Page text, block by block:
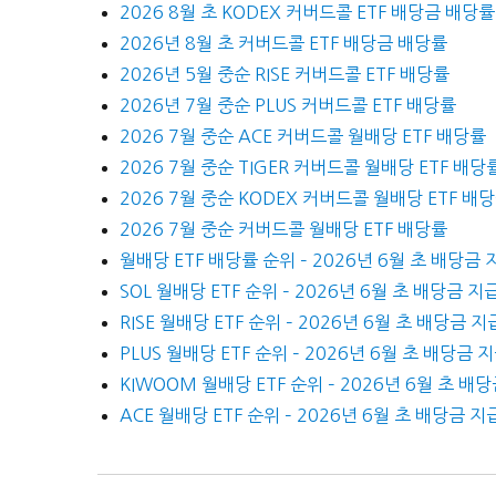
2026 8월 초 KODEX 커버드콜 ETF 배당금 배당률
2026년 8월 초 커버드콜 ETF 배당금 배당률
2026년 5월 중순 RISE 커버드콜 ETF 배당률
2026년 7월 중순 PLUS 커버드콜 ETF 배당률
2026 7월 중순 ACE 커버드콜 월배당 ETF 배당률
2026 7월 중순 TIGER 커버드콜 월배당 ETF 배당
2026 7월 중순 KODEX 커버드콜 월배당 ETF 배
2026 7월 중순 커버드콜 월배당 ETF 배당률
월배당 ETF 배당률 순위 – 2026년 6월 초 배당금
SOL 월배당 ETF 순위 – 2026년 6월 초 배당금 지
RISE 월배당 ETF 순위 – 2026년 6월 초 배당금 지
PLUS 월배당 ETF 순위 – 2026년 6월 초 배당금
KIWOOM 월배당 ETF 순위 – 2026년 6월 초 배당
ACE 월배당 ETF 순위 – 2026년 6월 초 배당금 지